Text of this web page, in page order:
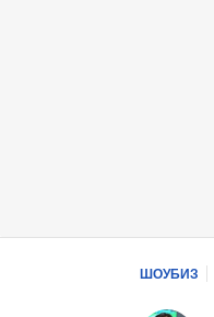
ШОУБИЗ